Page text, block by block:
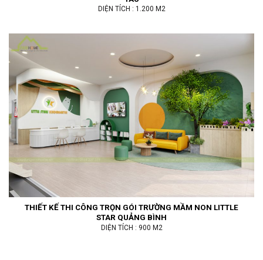
DIỆN TÍCH : 1.200 M2
THIẾT KẾ THI CÔNG TRỌN GÓI TRƯỜNG MẦM NON LITTLE
STAR QUẢNG BÌNH
DIỆN TÍCH : 900 M2